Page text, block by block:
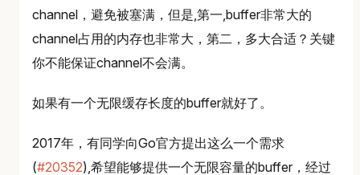
channel，避免被塞满，但是,第一,buffer非常大的
channel占用的内存也非常大，第二，多大合适？关键
你不能保证channel不会满。
如果有一个无限缓存长度的buffer就好了。
2017年，有同学向Go官方提出这么一个需求
(#20352),希望能够提供一个无限容量的buffer，经过